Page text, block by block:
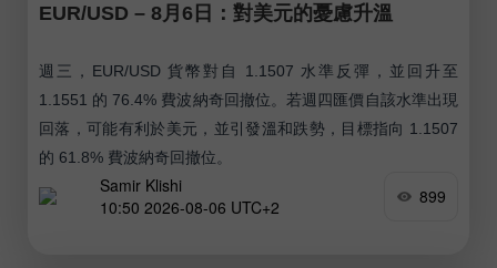
EUR/USD – 8月6日：對美元的憂慮升溫
週三，EUR/USD 貨幣對自 1.1507 水準反彈，並回升至
1.1551 的 76.4% 費波納奇回撤位。若週四匯價自該水準出現
回落，可能有利於美元，並引發溫和跌勢，目標指向 1.1507
的 61.8% 費波納奇回撤位。
Samir Klishi
10:50 2026-08-06 UTC+2
899